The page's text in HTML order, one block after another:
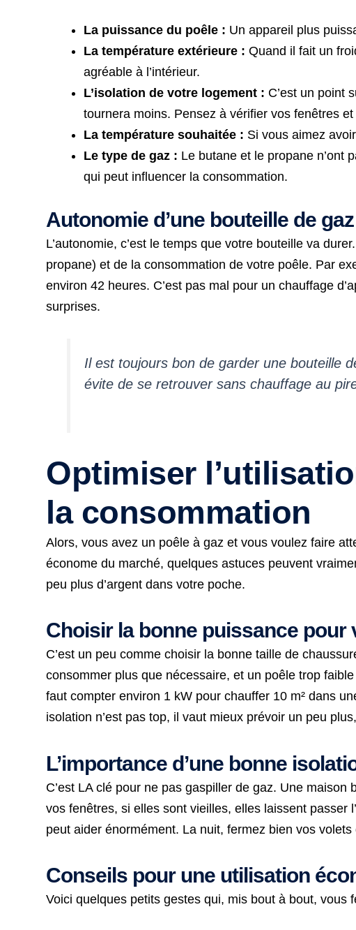
La puissance du poêle : Un appareil plus
La température extérieure : Quand il fait un
agréable à l’intérieur.
L’isolation de votre logement : C’est un point
tournera moins. Pensez à vérifier vos fenêtres et
La température souhaitée : Si vous aimez
Le type de gaz : Le butane et le propane n’ont
qui peut influencer la consommation.
Autonomie d’une bouteille de gaz
L’autonomie, c’est le temps que votre bouteille va
propane) et de la consommation de votre poêle. Par
environ 42 heures. C’est pas mal pour un chauffage
surprises.
Il est toujours bon de garder une bouteille
évite de se retrouver sans chauffage au
Optimiser
la consommation
Alors, vous avez un poêle à gaz et vous voulez faire
économe du marché, quelques astuces peuvent
peu plus d’argent dans votre poche.
Choisir la bonne puissance pour
C’est un peu comme choisir la bonne taille de
consommer plus que nécessaire, et un poêle trop
faut compter environ 1 kW pour chauffer 10 m² dans
isolation n’est pas top, il vaut mieux prévoir un peu
L’importance d’une bonne
C’est LA clé pour ne pas gaspiller de gaz. Une
vos fenêtres, si elles sont vieilles, elles laissent passer
peut aider énormément. La nuit, fermez bien vos
Conseils pour une utilisation
Voici quelques petits gestes qui, mis bout à bout, vous